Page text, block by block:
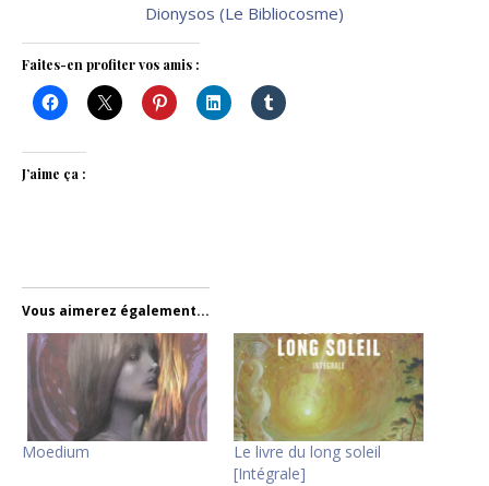
Dionysos (Le Bibliocosme)
Faites-en profiter vos amis :
J’aime ça :
Vous aimerez également...
Moedium
Le livre du long soleil
[Intégrale]